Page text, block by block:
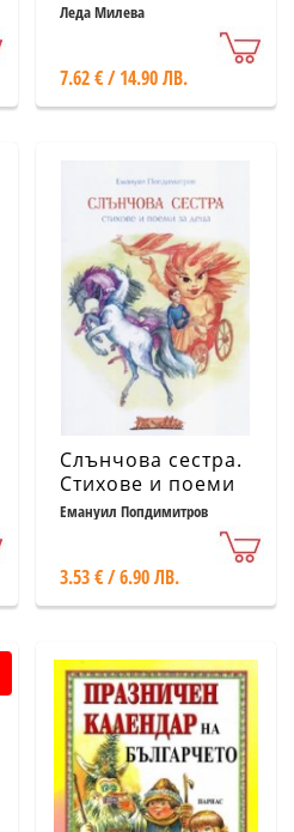
Леда Милева
7.62 € / 14.90 ЛВ.
Слънчова сестра.
Стихове и поеми
за деца
Емануил Попдимитров
3.53 € / 6.90 ЛВ.